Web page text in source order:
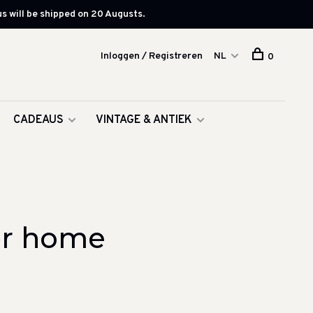
will be shipped on 20 Augusts.
CADEAUS
VINTAGE & ANTIEK
Inloggen / Registreren NL 0
home